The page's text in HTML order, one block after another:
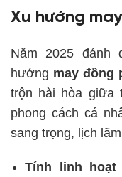
Xu hướng
Năm 2025 đánh
hướng may đồng
trộn hài hòa giữa
phong cách cá
sang trọng, lịch
Tính linh hoạt